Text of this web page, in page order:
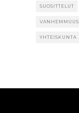
SUOSITTELUT
VANHEMMUUS
YHTEISKUNTA